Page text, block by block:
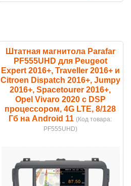
Штатная магнитола Parafar
PF555UHD для Peugeot
Expert 2016+, Traveller 2016+ и
Citroen Dispatch 2016+, Jumpy
2016+, Spacetourer 2016+,
Opel Vivaro 2020 c DSP
процессором, 4G LTE, 8/128
Гб на Android 11 (Код товара:
PF555UHD)